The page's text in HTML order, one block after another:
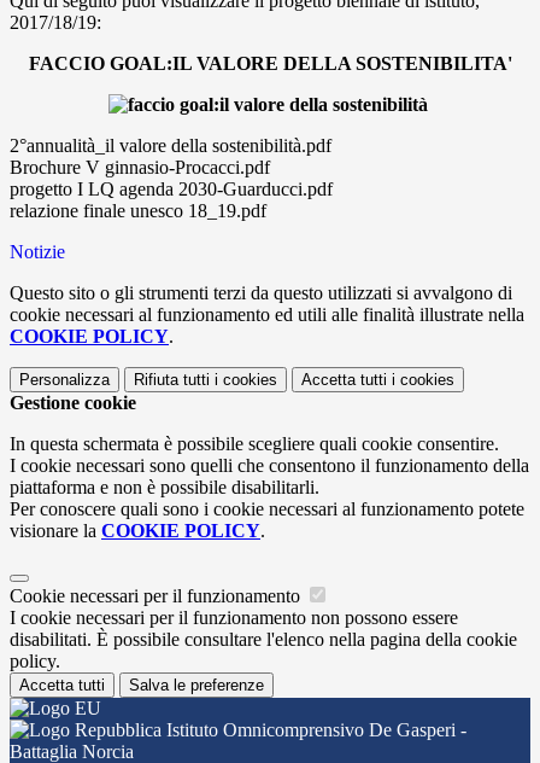
2017/18/19:
FACCIO GOAL:IL VALORE DELLA SOSTENIBILITA'
2°annualità_il valore della sostenibilità.pdf
Brochure V ginnasio-Procacci.pdf
progetto I LQ agenda 2030-Guarducci.pdf
relazione finale unesco 18_19.pdf
Notizie
Questo sito o gli strumenti terzi da questo utilizzati si avvalgono di
cookie necessari al funzionamento ed utili alle finalità illustrate nella
COOKIE POLICY.
Personalizza Rifiuta tutti i cookies Accetta tutti i cookies
Gestione cookie
In questa schermata è possibile scegliere quali cookie consentire.
I cookie necessari sono quelli che consentono il funzionamento della
piattaforma e non è possibile disabilitarli.
Per conoscere quali sono i cookie necessari al funzionamento potete
visionare la COOKIE POLICY.
Cookie necessari per il funzionamento
I cookie necessari per il funzionamento non possono essere
disabilitati. È possibile consultare l'elenco nella pagina della cookie
policy.
Accetta tutti Salva le preferenze
Istituto Omnicomprensivo De Gasperi -
Battaglia Norcia